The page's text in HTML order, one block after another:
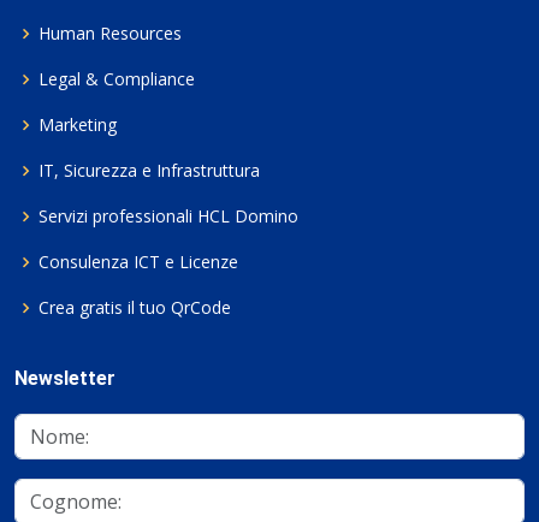
Human Resources
Legal & Compliance
Marketing
IT, Sicurezza e Infrastruttura
Servizi professionali HCL Domino
Consulenza ICT e Licenze
Crea gratis il tuo QrCode
Newsletter